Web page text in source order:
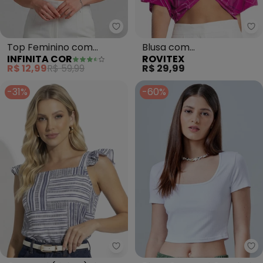
Infinita Cor - Top Feminino
Top Feminino com
Decote Quadrado (Azul)
INFINITA COR
R$ 12,99R$ 59,99
Blusa com
Traanspassado em
Forma de Nó (Rosa)
ROVITEX
R$ 29,99
-31%
Moda Pop - Cropped (Linhas)
-60%